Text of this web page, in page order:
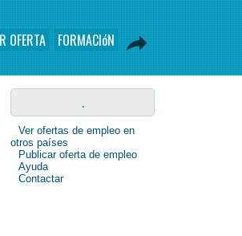
OFERTA FORMACIóN
.
Ver ofertas de empleo en
otros países
Publicar oferta de empleo
Ayuda
Contactar